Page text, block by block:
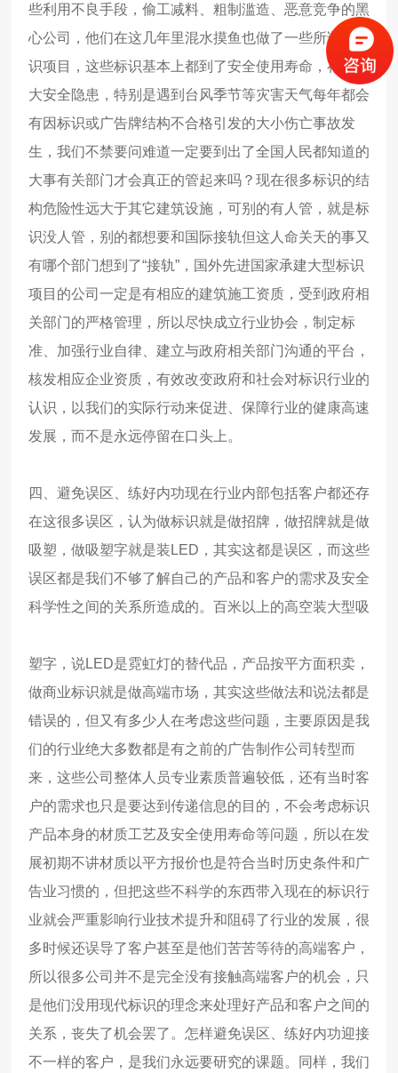
些利用不良手段，偷工减料、粗制滥造、恶意竞争的黑
心公司，他们在这几年里混水摸鱼也做了一些所谓的标
识项目，这些标识基本上都到了安全使用寿命，存在重
大安全隐患，特别是遇到台风季节等灾害天气每年都会
有因标识或广告牌结构不合格引发的大小伤亡事故发
生，我们不禁要问难道一定要到出了全国人民都知道的
大事有关部门才会真正的管起来吗？现在很多标识的结
构危险性远大于其它建筑设施，可别的有人管，就是标
识没人管，别的都想要和国际接轨但这人命关天的事又
有哪个部门想到了“接轨”，国外先进国家承建大型标识
项目的公司一定是有相应的建筑施工资质，受到政府相
关部门的严格管理，所以尽快成立行业协会，制定标
准、加强行业自律、建立与政府相关部门沟通的平台，
核发相应企业资质，有效改变政府和社会对标识行业的
认识，以我们的实际行动来促进、保障行业的健康高速
发展，而不是永远停留在口头上。
四、避免误区、练好内功现在行业内部包括客户都还存
在这很多误区，认为做标识就是做招牌，做招牌就是做
吸塑，做吸塑字就是装 LED ，其实这都是误区，而这些
误区都是我们不够了解自己的产品和客户的需求及安全
科学性之间的关系所造成的。 百米以上的高空装大型吸
塑字，说LED是霓虹灯的替代品，产品按平方面积卖，
做商业标识就是做高端市场，其实这些做法和说法都是
错误的，但又有多少人在考虑这些问题，主要原因是我
们的行业绝大多数都是有之前的广告制作公司转型而
来，这些公司整体人员专业素质普遍较低，还有当时客
户的需求也只是要达到传递信息的目的，不会考虑标识
产品本身的材质工艺及安全使用寿命等问题，所以在发
展初期不讲材质以平方报价也是符合当时历史条件和广
告业习惯的，但把这些不科学的东西带入现在的标识行
业就会严重影响行业技术提升和阻碍了行业的发展，很
多时候还误导了客户甚至是他们苦苦等待的高端客户，
所以很多公司并不是完全没有接触高端客户的机会，只
是他们没用现代标识的理念来处理好产品和客户之间的
关系，丧失了机会罢了。怎样避免误区、练好内功迎接
不一样的客户，是我们永远要研究的课题。
同样，我们